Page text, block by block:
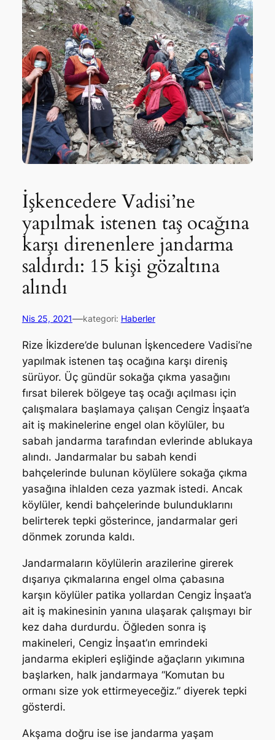
İşkencedere Vadisi’ne
yapılmak istenen taş ocağına
karşı direnenlere jandarma
saldırdı: 15 kişi gözaltına
alındı
Nis 25, 2021—kategori: Haberler
Rize İkizdere’de bulunan İşkencedere Vadisi’ne
yapılmak istenen taş ocağına karşı direniş
sürüyor. Üç gündür sokağa çıkma yasağını
fırsat bilerek bölgeye taş ocağı açılması için
çalışmalara başlamaya çalışan Cengiz İnşaat’a
ait iş makinelerine engel olan köylüler, bu
sabah jandarma tarafından evlerinde ablukaya
alındı. Jandarmalar bu sabah kendi
bahçelerinde bulunan köylülere sokağa çıkma
yasağına ihlalden ceza yazmak istedi. Ancak
köylüler, kendi bahçelerinde bulunduklarını
belirterek tepki gösterince, jandarmalar geri
dönmek zorunda kaldı.
Jandarmaların köylülerin arazilerine girerek
dışarıya çıkmalarına engel olma çabasına
karşın köylüler patika yollardan Cengiz İnşaat’a
ait iş makinesinin yanına ulaşarak çalışmayı bir
kez daha durdurdu. Öğleden sonra iş
makineleri, Cengiz İnşaat’ın emrindeki
jandarma ekipleri eşliğinde ağaçların yıkımına
başlarken, halk jandarmaya “Komutan bu
ormanı size yok ettirmeyeceğiz.” diyerek tepki
gösterdi.
Akşama doğru ise ise jandarma yaşam